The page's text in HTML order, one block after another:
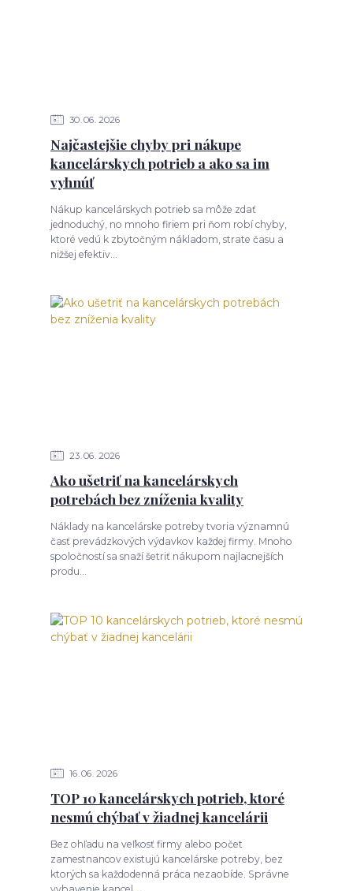
30 06 2026
Najčastejšie chyby pri nákupe
kancelárskych potrieb a ako sa im
vyhnúť
Nákup kancelárskych potrieb sa môže zdať
jednoduchý, no mnoho firiem pri ňom robí chyby,
ktoré vedú k zbytočným nákladom, strate času a
nižšej efektiv...
23 06 2026
Ako ušetriť na kancelárskych
potrebách bez zníženia kvality
Náklady na kancelárske potreby tvoria významnú
časť prevádzkových výdavkov každej firmy. Mnoho
spoločností sa snaží šetriť nákupom najlacnejších
produ...
16 06 2026
TOP 10 kancelárskych potrieb, ktoré
nesmú chýbať v žiadnej kancelárii
Bez ohľadu na veľkosť firmy alebo počet
zamestnancov existujú kancelárske potreby, bez
ktorých sa každodenná práca nezaobíde. Správne